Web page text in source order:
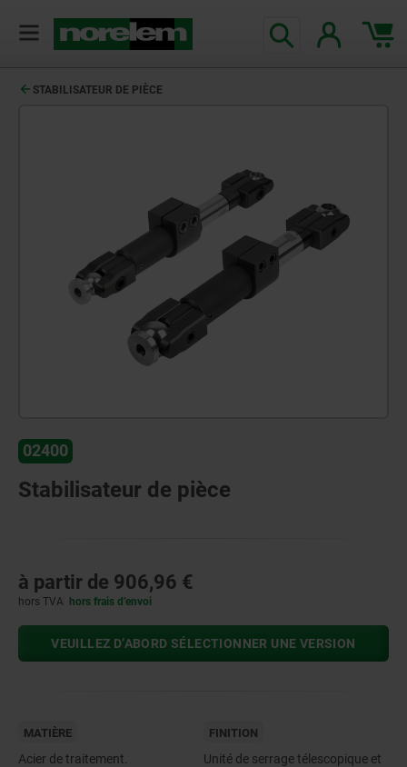
STABILISATEUR DE PIÈCE
02400
Stabilisateur de pièce
à partir de 906,96 €
hors TVA hors frais d’envoi
VEUILLEZ D’ABORD SÉLECTIONNER UNE VERSION
MATIÈRE
Acier de traitement.
FINITION
Unité de serrage télescopique et